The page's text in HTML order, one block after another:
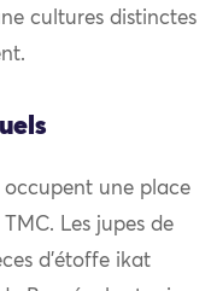
cultures distinctes
occupent une place
Les jupes de
d’étoffe ikat